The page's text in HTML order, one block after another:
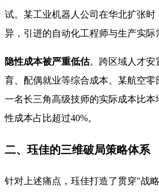
试。某工业机器人公司在华北扩张
异，引进的自动化工程师与生产实际
隐性成本被严重低估。跨区域人才安
育、配偶就业等综合成本。某航空
一名长三角高级技师的实际成本比本
性成本占比超过40%。
二、珏佳的三维破局策略体系
针对上述痛点，珏佳打造了贯穿"战